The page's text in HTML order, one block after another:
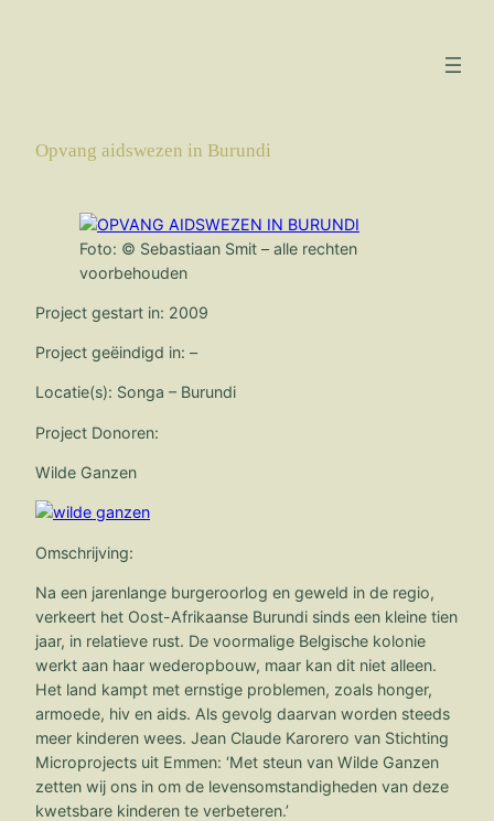
Opvang aidswezen in Burundi
Foto: © Sebastiaan Smit – alle rechten
voorbehouden
Project gestart in: 2009
Project geëindigd in: –
Locatie(s): Songa – Burundi
Project Donoren:
Wilde Ganzen
Omschrijving:
Na een jarenlange burgeroorlog en geweld in de regio,
verkeert het Oost-Afrikaanse Burundi sinds een kleine tien
jaar, in relatieve rust. De voormalige Belgische kolonie
werkt aan haar wederopbouw, maar kan dit niet alleen.
Het land kampt met ernstige problemen, zoals honger,
armoede, hiv en aids. Als gevolg daarvan worden steeds
meer kinderen wees. Jean Claude Karorero van Stichting
Microprojects uit Emmen: ‘Met steun van Wilde Ganzen
zetten wij ons in om de levensomstandigheden van deze
kwetsbare kinderen te verbeteren.’